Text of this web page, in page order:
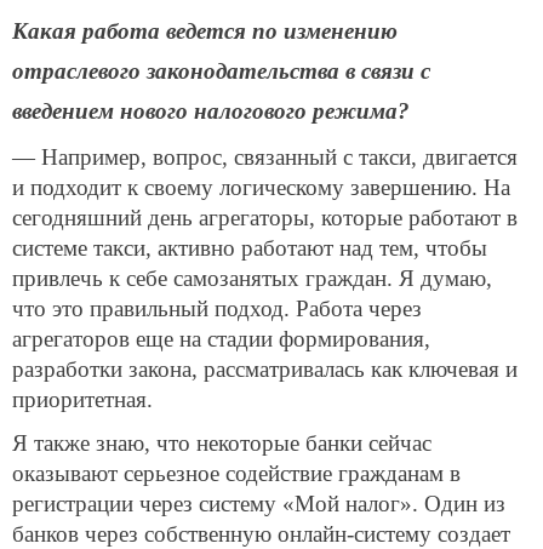
Какая работа ведется по изменению
отраслевого законодательства в связи с
введением нового налогового режима?
— Например, вопрос, связанный с такси, двигается
и подходит к своему логическому завершению. На
сегодняшний день агрегаторы, которые работают в
системе такси, активно работают над тем, чтобы
привлечь к себе самозанятых граждан. Я думаю,
что это правильный подход. Работа через
агрегаторов еще на стадии формирования,
разработки закона, рассматривалась как ключевая и
приоритетная.
Я также знаю, что некоторые банки сейчас
оказывают серьезное содействие гражданам в
регистрации через систему «Мой налог». Один из
банков через собственную онлайн-систему создает